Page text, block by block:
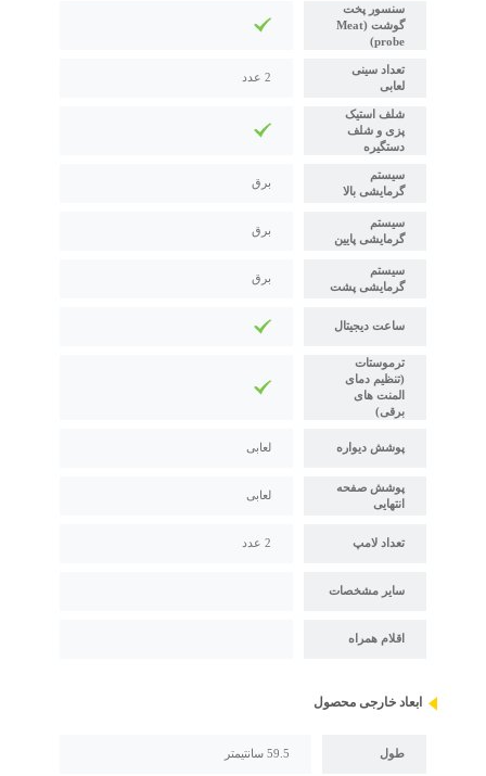
سنسور پخت
گوشت (Meat
probe)
تعداد سینی
لعابی
2 عدد
شلف استیک
پزی و شلف
دستگیره
سیستم
گرمایشی بالا
برق
سیستم
گرمایشی پایین
برق
سیستم
گرمایشی پشت
برق
ساعت دیجیتال
ترموستات
(تنظیم دمای
المنت های
برقی)
پوشش دیواره لعابی
پوشش صفحه
انتهایی
لعابی
تعداد لامپ 2 عدد
سایر مشخصات
اقلام همراه
ابعاد خارجی محصول
طول 59.5 سانتیمتر